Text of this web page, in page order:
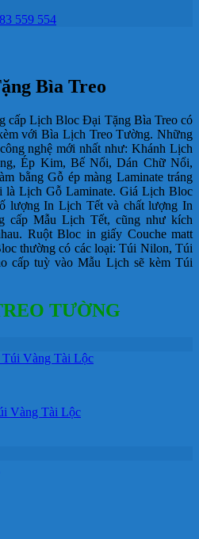
559 554
Bìa Treo
cấp Lịch Bloc Đại Tặng Bìa Treo có
với Bìa Lịch Treo Tường. Những
nghệ mới nhất như: Khánh Lịch
Ép Kim, Bế Nổi, Dán Chữ Nổi,
bằng Gỗ ép màng Laminate tráng
là Lịch Gỗ Laminate. Giá Lịch Bloc
lượng In Lịch Tết và chất lượng In
cấp Mẫu Lịch Tết, cũng như kích
Ruột Bloc in giấy Couche matt
thường có các loại: Túi Nilon, Túi
cấp tuỳ vào Mẫu Lịch sẽ kèm Túi
TƯỜNG
Vàng Tài Lộc